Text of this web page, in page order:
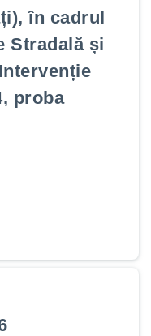
în cadrul
Stradală și
proba